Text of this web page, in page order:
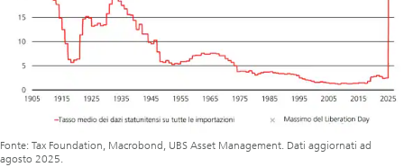
Fonte: Tax Foundation, Macrobond, UBS Asset Management. Dati aggiornati ad
agosto 2025.